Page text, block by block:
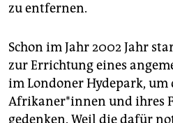
zu entfernen.
Schon im Jahr 2002 Jahr
zur Errichtung eines
im Londoner Hydepark, um
Afrikaner*innen und ihres
gedenken. Weil die dafür